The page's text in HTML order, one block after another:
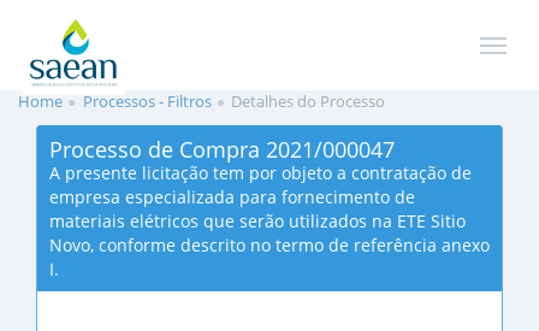
Home Processos - Filtros Detalhes do Processo
Processo de Compra 2021/000047
A presente licitação tem por objeto a contratação de
empresa especializada para fornecimento de
materiais elétricos que serão utilizados na ETE Sitio
Novo, conforme descrito no termo de referência anexo
I.